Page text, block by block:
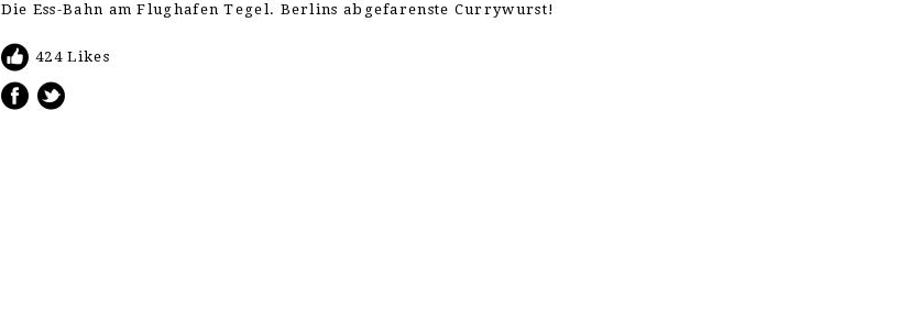
Die Ess-Bahn am Flughafen Tegel. Berlins abgefarenste Currywurst!
424 Likes